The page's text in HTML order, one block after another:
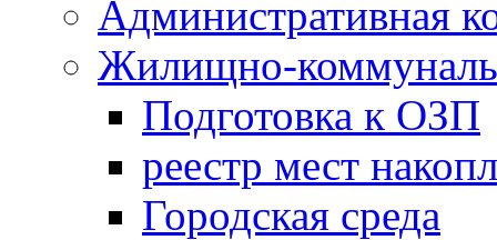
Административная
Жилищно-
Подготовка к ОЗП
реестр мест
Городская среда